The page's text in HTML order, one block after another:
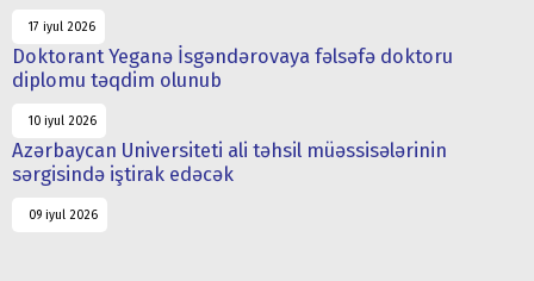
17 iyul 2026
Doktorant Yeganə İsgəndərovaya fəlsəfə doktoru
diplomu təqdim olunub
10 iyul 2026
Azərbaycan Universiteti ali təhsil müəssisələrinin
sərgisində iştirak edəcək
09 iyul 2026